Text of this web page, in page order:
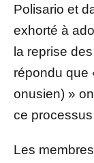
Polisario et
exhorté à
la reprise
répondu que
onusien) »
ce
Les